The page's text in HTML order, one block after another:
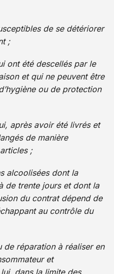
de se détériorer
;
ont été descellés par le
et qui ne peuvent être
ou de protection
après avoir été livrés et
de manière
;
alcoolisées dont la
de trente jours et dont la
du contrat dépend de
au contrôle du
de réparation à réaliser en
et
dans la limite des